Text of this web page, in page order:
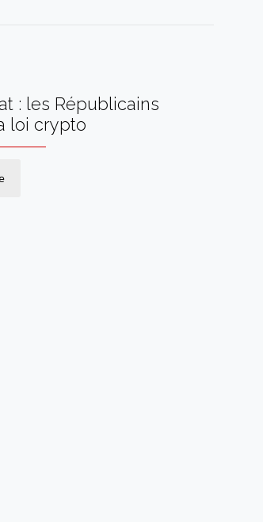
: les Républicains
loi crypto